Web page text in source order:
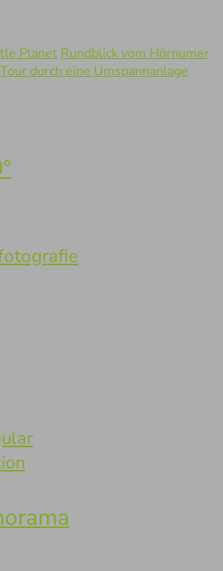
Planet Rundblick vom Hörnumer
durch eine Umspannanlage